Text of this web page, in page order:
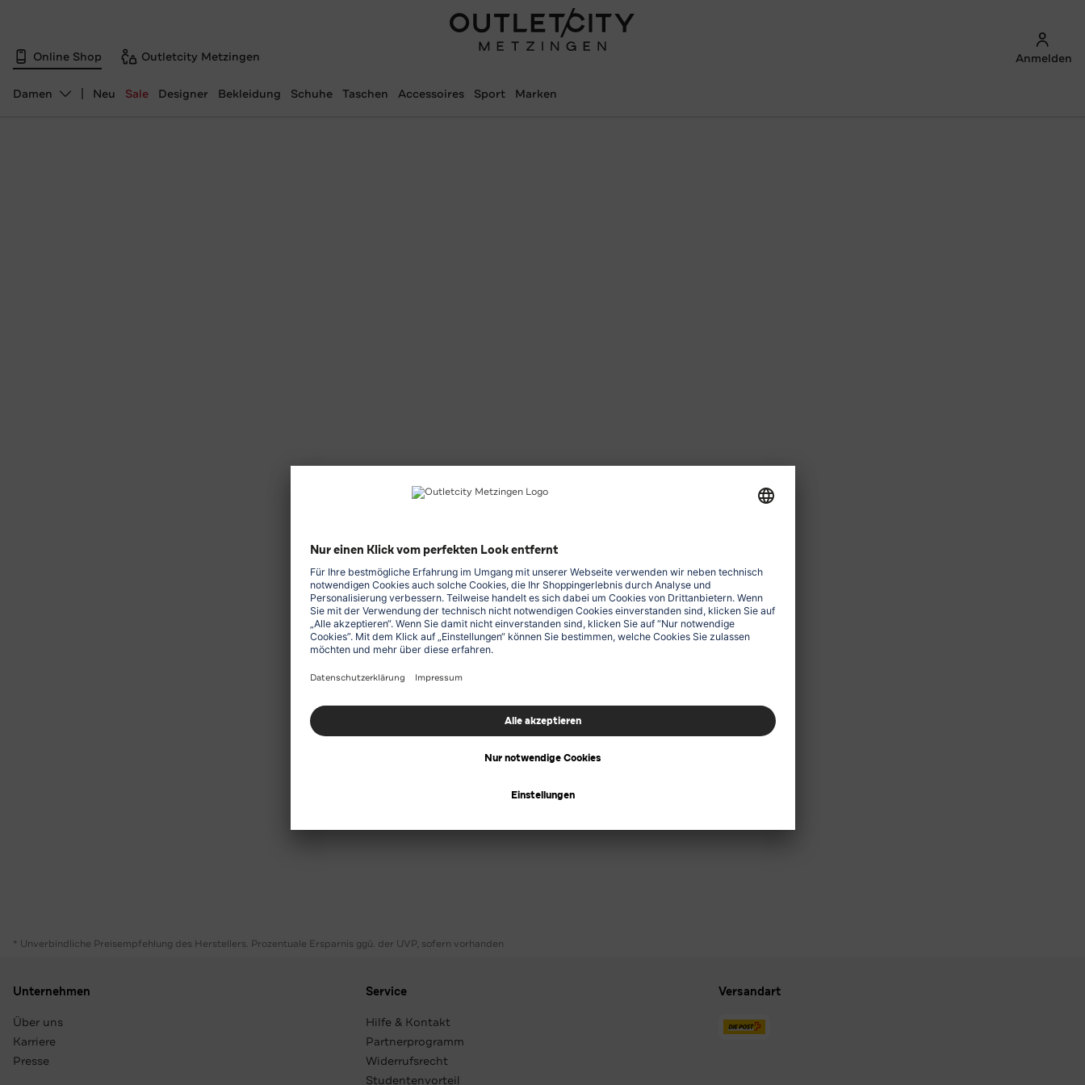
Online Shop Outletcity Metzingen Anmelden
Abteilung ändern, ausgewählt:
Damen Neu Sale Designer Bekleidung Schuhe Taschen Accessoires Sport Marken
* Unverbindliche Preisempfehlung des Herstellers. Prozentuale Ersparnis ggü. der UVP, sofern vorhanden
Unternehmen
Über uns
Karriere
Presse
Service
Hilfe & Kontakt
Partnerprogramm
Widerrufsrecht
Studentenvorteil
Versandart